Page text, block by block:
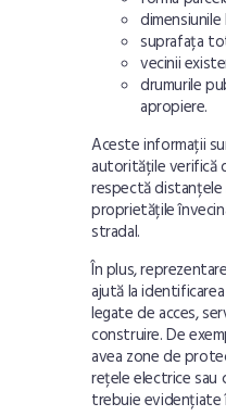
suprafața
vecinii
drumurile
apropiere.
Aceste informații
autoritățile verifică
respectă distanțele
proprietățile
stradal.
În plus,
ajută la
legate de acces,
construire. De
avea zone de
rețele electrice sau
trebuie evidențiate